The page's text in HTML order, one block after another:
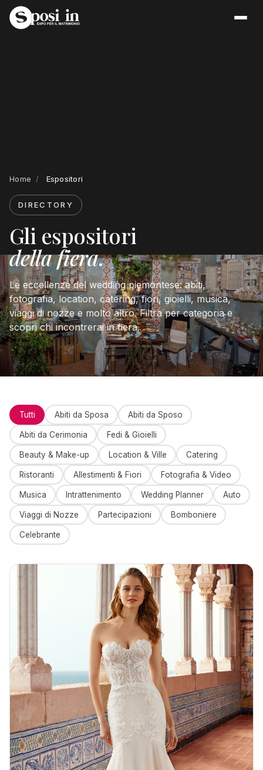
Home / Espositori
DIRECTORY
Gli espositori
della fiera.
Le eccellenze del wedding piemontese: abiti,
fotografia, location, catering, fiori, gioielli, musica,
viaggi di nozze e molto altro. Filtra per categoria e
scopri chi incontrerai in fiera.
Tutti Abiti da Sposa Abiti da Sposo
Abiti da Cerimonia Fedi & Gioielli
Beauty & Make-up Location & Ville Catering
Ristoranti Allestimenti & Fiori Fotografia & Video
Musica Intrattenimento Wedding Planner Auto
Viaggi di Nozze Partecipazioni Bomboniere
Celebrante